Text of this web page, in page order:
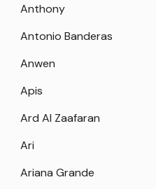
Anthony
Antonio Banderas
Anwen
Apis
Ard Al Zaafaran
Ari
Ariana Grande